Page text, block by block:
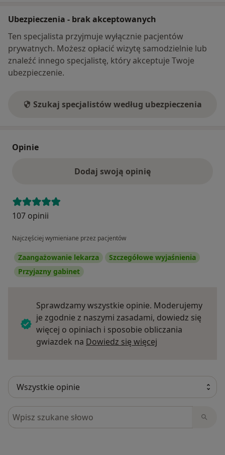
Ubezpieczenia - brak akceptowanych
Ten specjalista przyjmuje wyłącznie pacjentów
prywatnych. Możesz opłacić wizytę samodzielnie lub
znaleźć innego specjalistę, który akceptuje Twoje
ubezpieczenie.
Szukaj specjalistów według ubezpieczenia
Opinie
Dodaj swoją opinię
107 opinii
Najczęściej wymieniane przez pacjentów
Zaangażowanie lekarza
Szczegółowe wyjaśnienia
Przyjazny gabinet
Sprawdzamy wszystkie opinie. Moderujemy
je zgodnie z naszymi zasadami, dowiedz się
więcej o opiniach i sposobie obliczania
gwiazdek na Dowiedz się więcej
Szukaj w opiniach